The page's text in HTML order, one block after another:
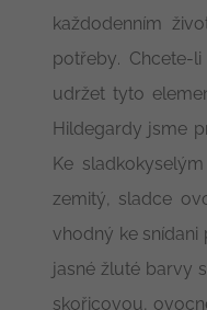
každodenním
potřeby. Chcete-
udržet tyto
Hildegardy jsme
Ke
zemitý, sladce
vhodný ke
jasné žluté barvy
skořicovou,